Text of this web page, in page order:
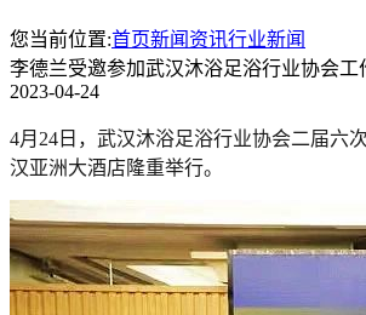
您当前位置:首页新闻资讯行业新闻
李德兰受邀参加武汉沐浴足浴行业协会工
2023-04-24
4月24日，武汉沐浴足浴行业协会二届六
汉亚洲大酒店隆重举行。